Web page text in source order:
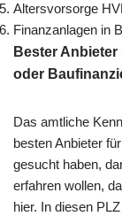
Altersvorsorge
Finanzanlagen in
Bester
oder
Das amtliche
besten Anbieter
gesucht haben,
erfahren wollen,
hier. In diesen